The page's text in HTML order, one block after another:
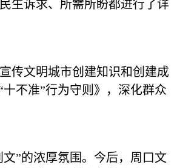
生诉求、所需所盼都进行了详
传文明城市创建知识和创建成
不准”行为守则》，深化群众
”的浓厚氛围。今后，周口文